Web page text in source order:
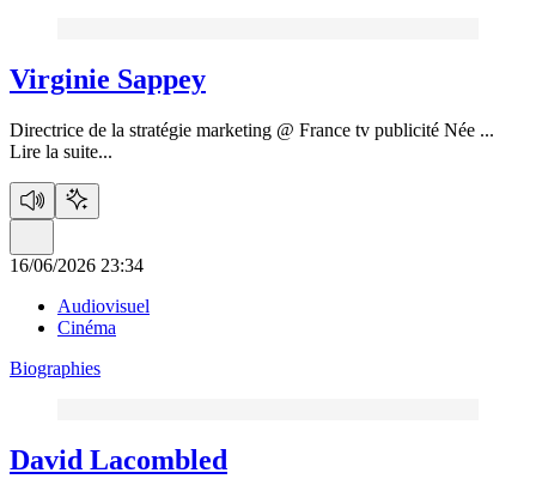
Virginie Sappey
Directrice de la stratégie marketing @ France tv publicité Née ...
Lire la suite...
16/06/2026 23:34
Audiovisuel
Cinéma
Biographies
David Lacombled